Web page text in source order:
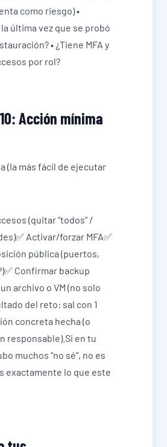
como riesgo) •
última vez que se probó
• ¿Tiene MFA y
por rol?
Acción mínima
(la más fácil de ejecutar
(quitar “todos” /
Activar/forzar MFA✅
pública (puertos,
Confirmar backup
archivo o VM (no solo
del reto: sal con 1
concreta hecha (o
responsable).Si en tu
muchos “no sé”, no es
exactamente lo que este